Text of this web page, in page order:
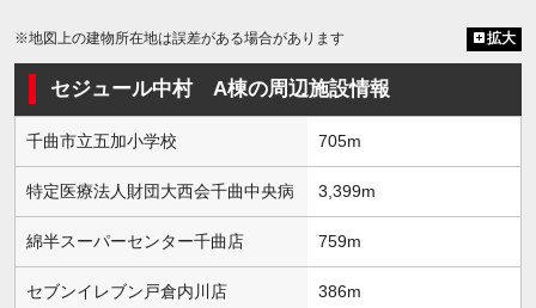
※地図上の建物所在地は誤差がある場合があります 拡大
セジュール中村 A棟の周辺施設情報
千曲市立五加小学校 705m
特定医療法人財団大西会千曲中央病 3,399m
綿半スーパーセンター千曲店 759m
セブンイレブン戸倉内川店 386m